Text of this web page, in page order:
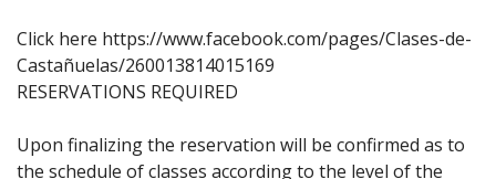
Click here https://www.facebook.com/pages/Clases-de-
Castañuelas/260013814015169
RESERVATIONS REQUIRED
Upon finalizing the reservation will be confirmed as to
the schedule of classes according to the level of the